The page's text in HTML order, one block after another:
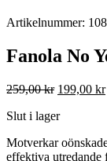
Artikelnummer:
Fanola No
259,00kr Det
priset
259,00 kr.
199,00 kr
Slut i lager
Motverkar
effektiva utredande